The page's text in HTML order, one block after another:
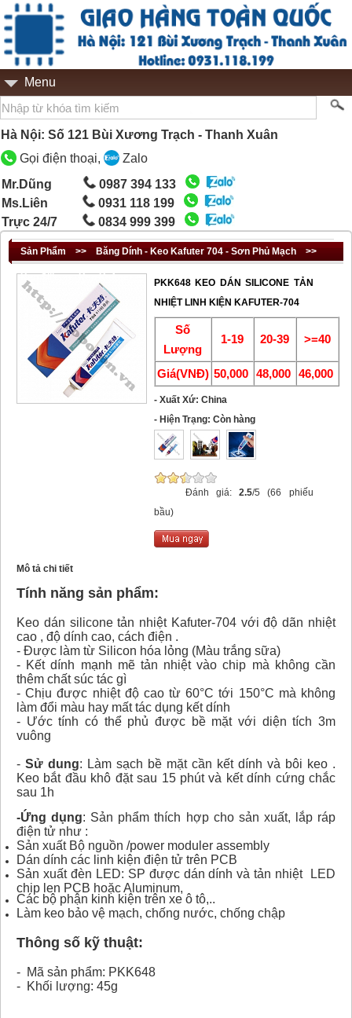
Menu
Hà Nội: Số 121 Bùi Xương Trạch - Thanh Xuân
Gọi điện thoại,
Zalo
Mr.Dũng
0987 394 133
Ms.Liên
0931 118 199
Trực 24/7
0834 999 399
Sản Phẩm >> Băng Dính - Keo Kafuter 704 - Sơn Phủ Mạch >>
Keo Silicon - Keo Kafuter
PKK648 KEO DÁN SILICONE TẢN
NHIỆT LINH KIỆN KAFUTER-704
Số
Lượng
1-19 20-39 >=40
Giá(VNĐ) 50,000 48,000 46,000
- Xuất Xứ: China
- Hiện Trạng: Còn hàng
Đánh giá:2.5/5 (66 phiếu
bầu)
Mô tả chi tiết
Tính năng sản phẩm:
Keo dán silicone tản nhiệt Kafuter-704 với độ dãn nhiệt
cao , độ dính cao, cách điện .
- Được làm từ Silicon hóa lỏng (Màu trắng sữa)
- Kết dính mạnh mẽ tản nhiệt vào chip mà không cần
thêm chất súc tác gì
- Chịu được nhiệt độ cao từ 60°C tới 150°C mà không
làm đổi màu hay mất tác dụng kết dính
- Ước tính có thể phủ được bề mặt với diện tích 3m
vuông
- Sử dung: Làm sạch bề mặt cần kết dính và bôi keo .
Keo bắt đầu khô đặt sau 15 phút và kết dính cứng chắc
sau 1h
-Ứng dụng: Sản phẩm thích hợp cho sản xuất, lắp ráp
điện tử như :
Sản xuất Bộ nguồn /power moduler assembly
Dán dính các linh kiện điện tử trên PCB
Sản xuất đèn LED: SP được dán dính và tản nhiệt LED
chip len PCB hoặc Aluminum,
Các bộ phận kinh kiện trên xe ô tô,..
Làm keo bảo vệ mạch, chống nước, chống chập
Thông số kỹ thuật:
- Mã sản phẩm: PKK648
- Khối lượng: 45g